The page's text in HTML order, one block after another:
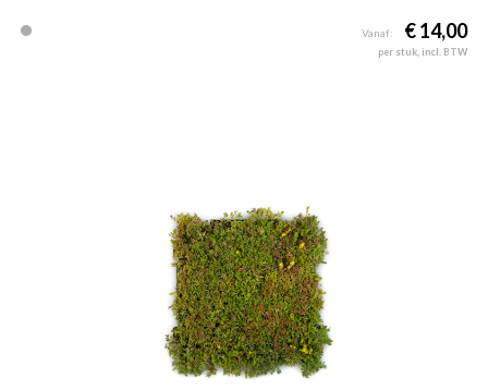
Vanaf: € 14,00
per stuk, incl. BTW